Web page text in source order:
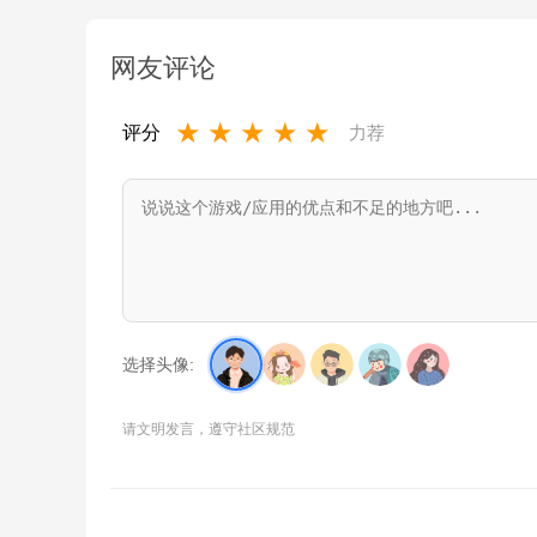
网友评论
评分 ★ ★ ★ ★ ★ 力荐
选择头像:
请文明发言，遵守社区规范